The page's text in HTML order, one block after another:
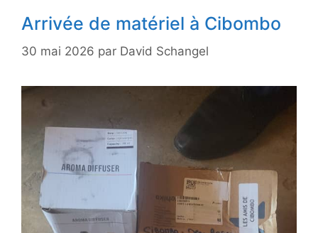
Arrivée de matériel à Cibombo
30 mai 2026 par David Schangel